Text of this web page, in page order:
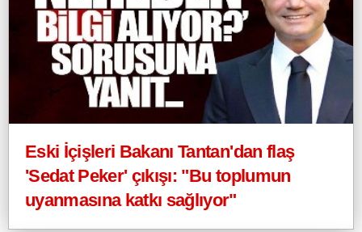
Eski İçişleri Bakanı Tantan'dan flaş
'Sedat Peker' çıkışı: "Bu toplumun
uyanmasına katkı sağlıyor"